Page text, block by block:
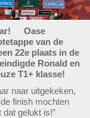
Oase
van de
22e plaats in de
Ronald en
T1+ klasse!
naar uitgekeken,
finish mochten
dat gelukt is!”